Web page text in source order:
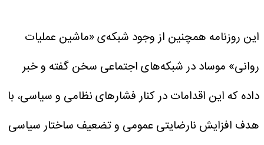
این روزنامه همچنین از وجود شبکه‌ی «ماشین عملیات
روانی» موساد در شبکه‌های اجتماعی سخن گفته و خبر
داده که این اقدامات در کنار فشارهای نظامی و سیاسی، با
هدف افزایش نارضایتی عمومی و تضعیف ساختار سیاسی